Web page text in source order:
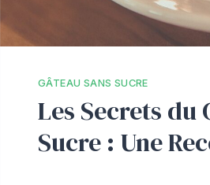
GÂTEAU SANS SUCRE
Les Secrets du
Sucre : Une